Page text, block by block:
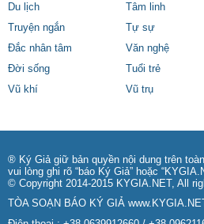
Du lịch
Tâm linh
Truyện ngắn
Tự sự
Đắc nhân tâm
Văn nghệ
Đời sống
Tuổi trẻ
Vũ khí
Vũ trụ
® Ký Giả giữ bản quyền nội dung trên
vui lòng ghi rõ “báo Ký Giả” hoặc
© Copyright 2014-2015 KYGIA.NET, All
TÒA SOẠN BÁO KÝ GIẢ www.KYGIA.NET